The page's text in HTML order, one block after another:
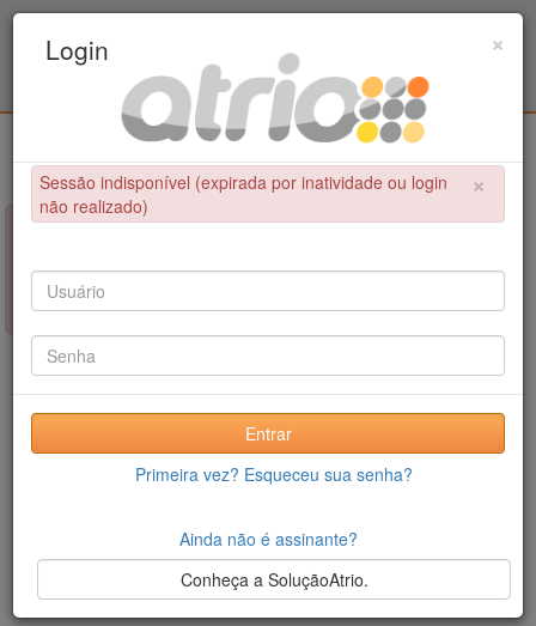
Educação Física / UPE - UFPB
×
NÃO FOI POSSÍVEL CONCLUIR A OPERAÇÃO
Sessão indisponível (expirada por inatividade ou login não
realizado)
×
Login
×
Sessão indisponível (expirada por inatividade ou login
não realizado)
Entrar
Primeira vez? Esqueceu sua senha?
Ainda não é assinante?
Conheça a SoluçãoAtrio.